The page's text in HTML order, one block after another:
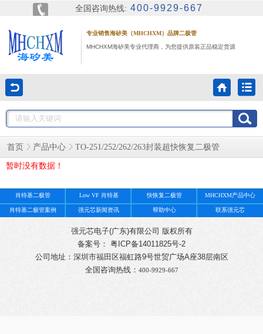
全国咨询热线: 400-9929-667
专业销售海矽美（MHCHXM）品牌二极管
MHCHXM海矽美专业代理商，为您提供原装正品稳定货源
首页 产品中心 TO-251/252/262/263封装超快恢复二极管
暂时没有数据！
肖特基二极管 Low VF 肖特基 快恢复二极管 MHCHXM产品中心
肖特基二极管案例 强元芯新闻资讯 帮助中心 联系强元芯
强元芯电子(广东)有限公司 版权所有
备案号： 粤ICP备14011825号-2
公司地址：深圳市福田区福虹路9号世贸广场A座38层南区
全国咨询热线： 400-9929-667